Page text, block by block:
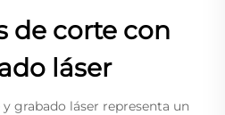
de corte con
láser
grabado láser representa un